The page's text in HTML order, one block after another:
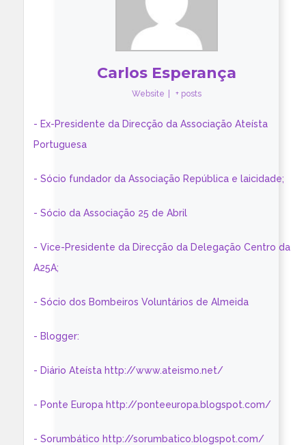
Carlos Esperança
Website + posts
- Ex-Presidente da Direcção da Associação Ateísta
Portuguesa
- Sócio fundador da Associação República e laicidade;
- Sócio da Associação 25 de Abril
- Vice-Presidente da Direcção da Delegação Centro da
A25A;
- Sócio dos Bombeiros Voluntários de Almeida
- Blogger:
- Diário Ateísta http://www.ateismo.net/
- Ponte Europa http://ponteeuropa.blogspot.com/
- Sorumbático http://sorumbatico.blogspot.com/